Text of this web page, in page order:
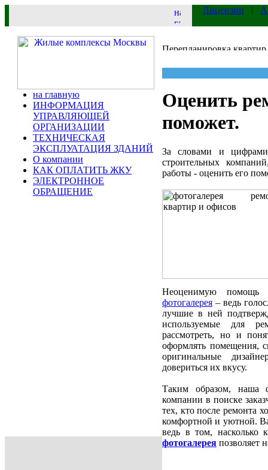
Лицензии |
на главную
ИНФОРМАЦИЯ
УПРАВЛЯЮЩЕЙ
ОРГАНИЗАЦИИ
ТЕХНИЧЕСКАЯ
ЭКСПЛУАТАЦИЯ ЗДАНИЙ
О компании
КАК ОПЛАТИТЬ ЖКУ
ЭЛЕКТРОННОЕ
ОБРАЩЕНИЕ
Оценить
поможет.
За словами и
строительных
работы - оценить его
Неоценимую помощь
фотогалерея – ведь
лучшие в ней
используемые для
рассмотреть, но и
оформлять помещения,
оригинальные
довериться их вкусу.
Таким образом, наша
компании в поиске
тех, кто после ремонта
комфортной и уютной.
ведь в том, насколько
фотогалерея позволяет